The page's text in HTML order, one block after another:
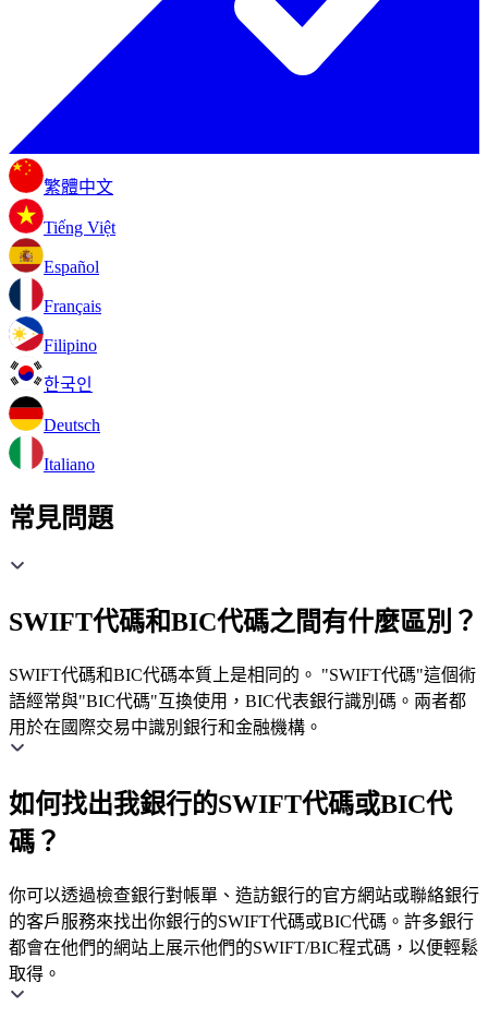
繁體中文
Tiếng Việt
Español
Français
Filipino
한국인
Deutsch
Italiano
常見問題
SWIFT代碼和BIC代碼之間有什麼區別？
SWIFT代碼和BIC代碼本質上是相同的。 "SWIFT代碼"這個術
語經常與"BIC代碼"互換使用，BIC代表銀行識別碼。兩者都
用於在國際交易中識別銀行和金融機構。
如何找出我銀行的SWIFT代碼或BIC代
碼？
你可以透過檢查銀行對帳單、造訪銀行的官方網站或聯絡銀行
的客戶服務來找出你銀行的SWIFT代碼或BIC代碼。許多銀行
都會在他們的網站上展示他們的SWIFT/BIC程式碼，以便輕鬆
取得。